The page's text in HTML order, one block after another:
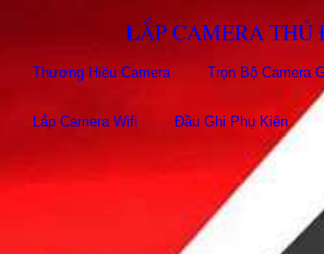
LẮP CAMERA THỦ
Thương Hiệu Camera Trọn Bộ Camera
Lắp Camera Wifi Đầu Ghi Phụ Kiên